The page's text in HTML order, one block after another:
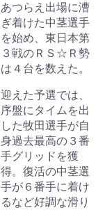
あつらえ出場に漕
ぎ着けた中茎選手
を始め、東日本第
３戦のＲＳ☆Ｒ勢
は４台を数えた。
迎えた予選では、
序盤にタイムを出
した牧田選手が自
身過去最高の３番
手グリッドを獲
得。復活の中茎選
手が６番手に着け
るなど好調な滑り